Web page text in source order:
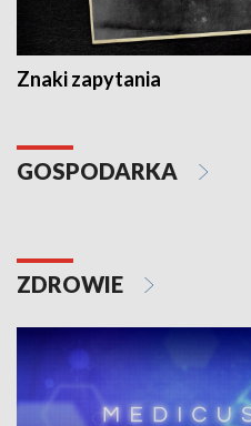
Znaki zapytania
GOSPODARKA
ZDROWIE